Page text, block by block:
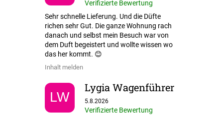
Verifizierte Bewertung
Sehr schnelle Lieferung. Und die Düfte
richen sehr Gut. Die ganze Wohnung rach
danach und selbst mein Besuch war von
dem Duft begeistert und wollte wissen wo
das her kommt. 😊
Inhalt melden
LW
Lygia Wagenführer
Die Shop-Bewertung beträgt 5 von 5 Sternen.
5.8.2026
Verifizierte Bewertung